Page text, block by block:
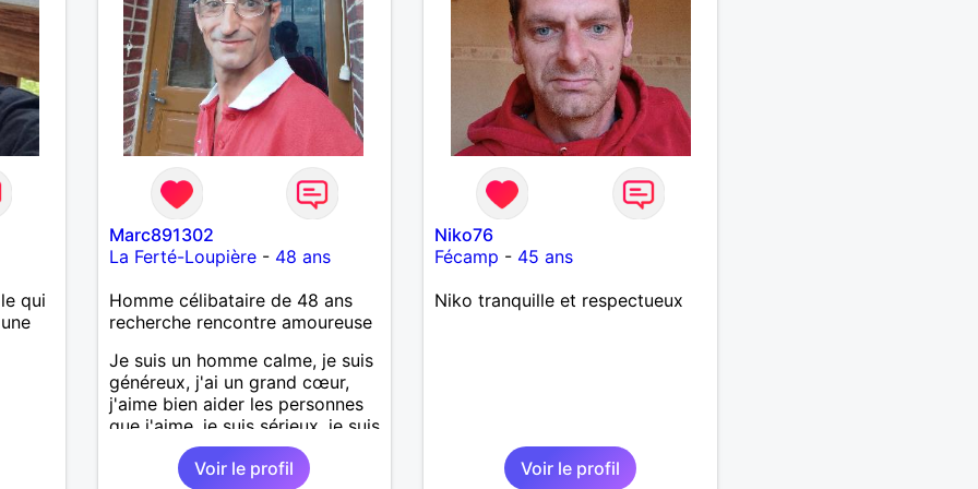
qui
Marc891302
La Ferté-Loupière- 48 ans
Homme célibataire de 48 ans
recherche rencontre amoureuse
Je suis un homme calme, je suis
généreux, j'ai un grand cœur,
j'aime bien aider les personnes
que j'aime, je suis sérieux, je suis
sincère, je suis honnête, j'aime
pas qu'on joue avec moi et
Voir le profil
Niko76
Fécamp - 45 ans
Niko tranquille et respectueux
Voir le profil